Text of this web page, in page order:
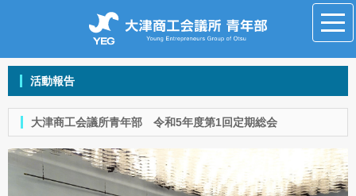
活動報告
大津商工会議所青年部 令和5年度第1回定期総会